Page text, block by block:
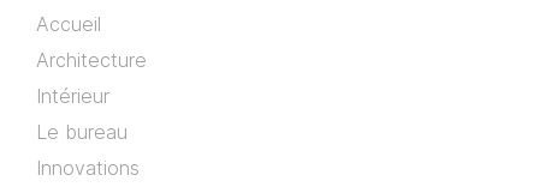
Accueil
Architecture
Intérieur
Le bureau
Innovations